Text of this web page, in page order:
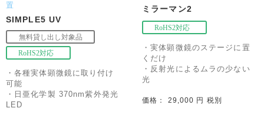
置
SIMPLE5 UV
・各種実体顕微鏡に取り付け
可能
・日亜化学製 370nm紫外発光
LED
ミラーマン2
・実体顕微鏡のステージに置
くだけ
・反射光によるムラの少ない
光
価格： 29,000 円 税別